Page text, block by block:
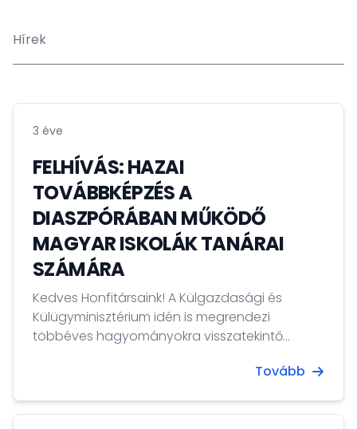
Hírek
3 éve
FELHÍVÁS: HAZAI
TOVÁBBKÉPZÉS A
DIASZPÓRÁBAN MŰKÖDŐ
MAGYAR ISKOLÁK TANÁRAI
SZÁMÁRA
Kedves Honfitársaink! A Külgazdasági és
Külügyminisztérium idén is megrendezi
többéves hagyományokra visszatekintő
és a Kárpát-medencében magyarságismereti
tervek szerint május 11-14. között
Tovább